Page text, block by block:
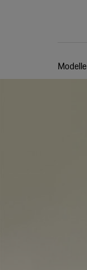
Modelle